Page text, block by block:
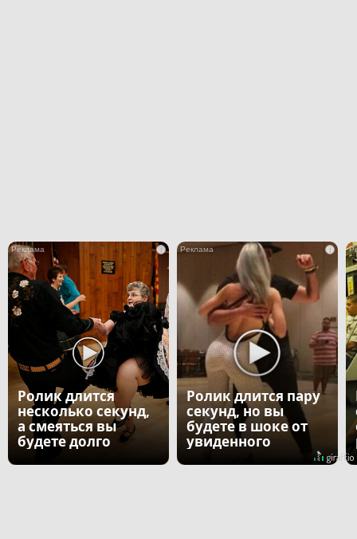
i
Ролик длится
несколько секунд,
а смеяться вы
будете долго
i
Ролик длится пару
секунд, но вы
будете в шоке от
увиденного